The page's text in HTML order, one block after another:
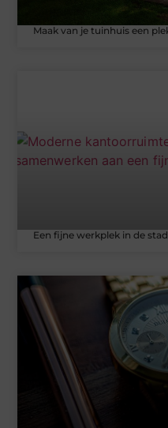
Maak van je tuinhuis een
Een fijne werkplek in de